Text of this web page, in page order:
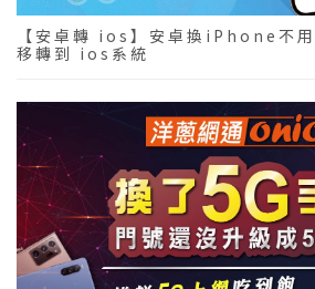
【安卓轉 ios】安卓換iPhone不
移轉到 ios系統